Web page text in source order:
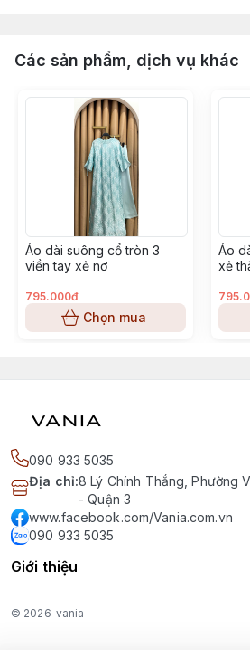
Các sản phẩm, dịch vụ khác
Áo dài suông cổ tròn 3
viền tay xẻ nơ
795.000đ
Chọn mua
Áo
xẻ
090 933 5035
Địa chỉ:8 Lý Chính Thắng, Phường
- Quận 3
www.facebook.com/Vania.com.vn
090 933 5035
Giới thiệu
© 2026 vania